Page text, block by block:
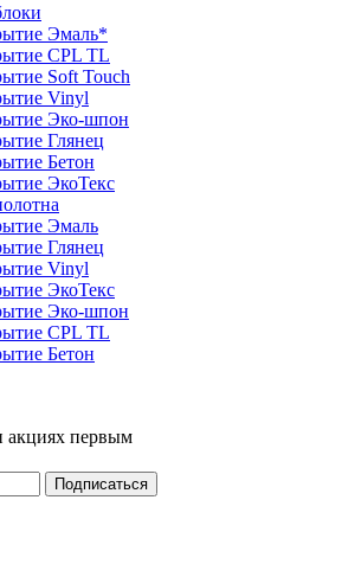
Эмаль*
CPL TL
Soft Touch
Vinyl
Эко-шпон
Глянец
Бетон
ЭкоТекс
Эмаль
Глянец
Vinyl
ЭкоТекс
Эко-шпон
CPL TL
Бетон
акциях первым